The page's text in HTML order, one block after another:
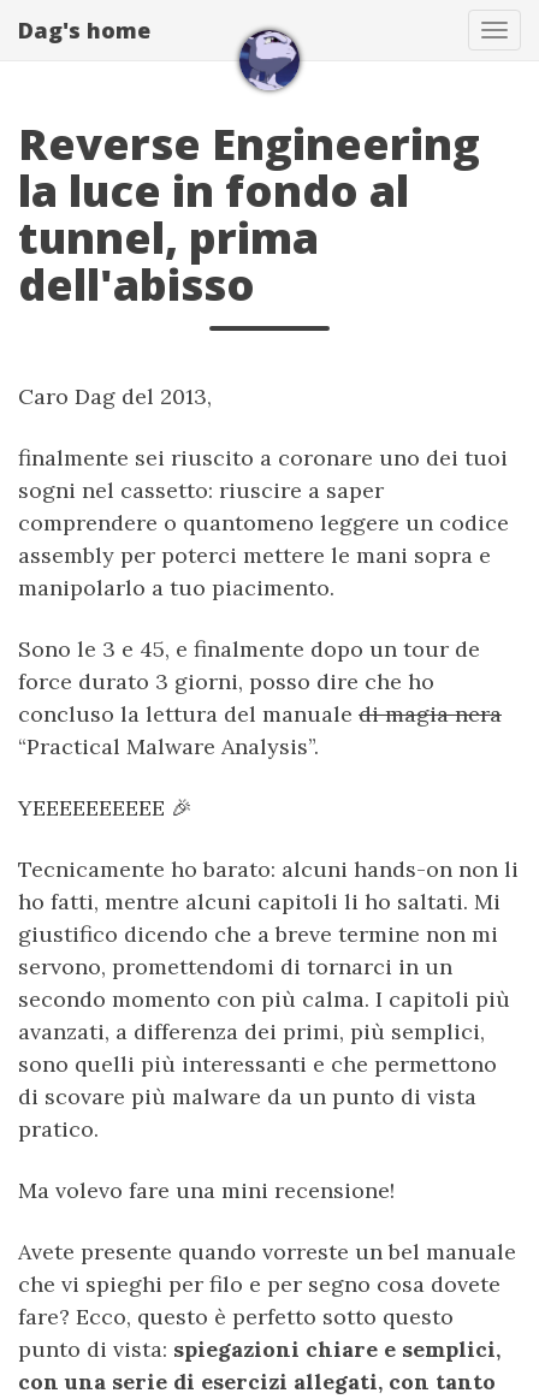
Dag's home
Reverse Engineering
la luce in fondo al
tunnel, prima
dell'abisso
Caro Dag del 2013,
finalmente sei riuscito a coronare uno dei tuoi
sogni nel cassetto: riuscire a saper
comprendere o quantomeno leggere un codice
assembly per poterci mettere le mani sopra e
manipolarlo a tuo piacimento.
Sono le 3 e 45, e finalmente dopo un tour de
force durato 3 giorni, posso dire che ho
concluso la lettura del manuale di magia nera
“Practical Malware Analysis”.
YEEEEEEEEEE 🎉
Tecnicamente ho barato: alcuni hands-on non li
ho fatti, mentre alcuni capitoli li ho saltati. Mi
giustifico dicendo che a breve termine non mi
servono, promettendomi di tornarci in un
secondo momento con più calma. I capitoli più
avanzati, a differenza dei primi, più semplici,
sono quelli più interessanti e che permettono
di scovare più malware da un punto di vista
pratico.
Ma volevo fare una mini recensione!
Avete presente quando vorreste un bel manuale
che vi spieghi per filo e per segno cosa dovete
fare? Ecco, questo è perfetto sotto questo
punto di vista: spiegazioni chiare e semplici,
con una serie di esercizi allegati, con tanto